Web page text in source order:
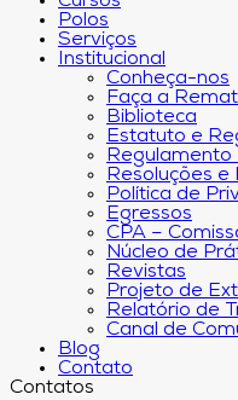
Polos
Serviços
Institucional
Conheça-nos
Faça a
Biblioteca
Estatuto e
Resoluções e
Política de
Egressos
CPA –
Núcleo de
Revistas
Projeto de
Relatório de
Canal de
Blog
Contato
Contatos